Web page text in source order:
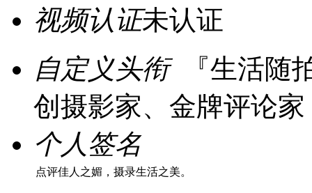
视频认证未认证
自定义头衔
『生活随
创摄影家、金牌评论家
个人签名
点评佳人之媚，摄录生活之美。